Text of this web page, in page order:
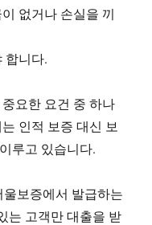
없거나 손실을 끼
합니다.
요한 요건 중 하나
인적 보증 대신 보
루고 있습니다.
보증에서 발급하는
는 고객만 대출을 받